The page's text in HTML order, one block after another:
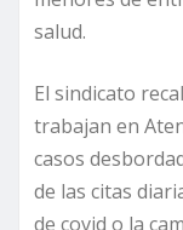
salud.
El sindicato
trabajan en
casos
de las citas
de covid o la